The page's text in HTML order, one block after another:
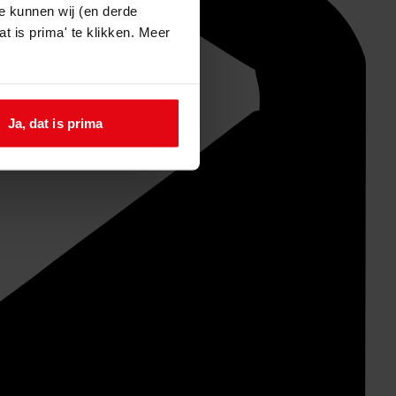
kunnen wij (en derde
is prima' te klikken. Meer
Ja, dat is prima